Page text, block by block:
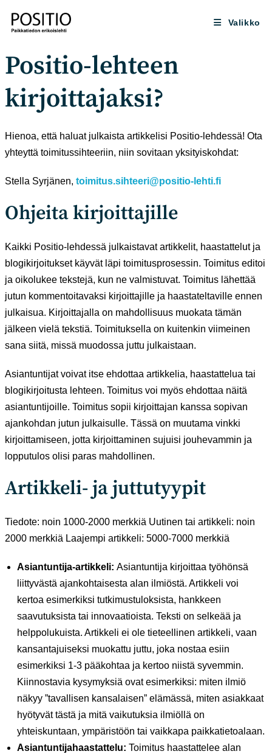
suoraan
sisältöön
Valikko
Positio-lehteen
kirjoittajaksi?
Hienoa, että haluat julkaista artikkelisi Positio-lehdessä! Ota
yhteyttä toimitussihteeriin, niin sovitaan yksityiskohdat:
Stella Syrjänen, toimitus.sihteeri@positio-lehti.fi
Ohjeita kirjoittajille
Kaikki Positio-lehdessä julkaistavat artikkelit, haastattelut ja
blogikirjoitukset käyvät läpi toimitusprosessin. Toimitus editoi
ja oikolukee tekstejä, kun ne valmistuvat. Toimitus lähettää
jutun kommentoitavaksi kirjoittajille ja haastateltaville ennen
julkaisua. Kirjoittajalla on mahdollisuus muokata tämän
jälkeen vielä tekstiä. Toimituksella on kuitenkin viimeinen
sana siitä, missä muodossa juttu julkaistaan.
Asiantuntijat voivat itse ehdottaa artikkelia, haastattelua tai
blogikirjoitusta lehteen. Toimitus voi myös ehdottaa näitä
asiantuntijoille. Toimitus sopii kirjoittajan kanssa sopivan
ajankohdan jutun julkaisulle. Tässä on muutama vinkki
kirjoittamiseen, jotta kirjoittaminen sujuisi jouhevammin ja
lopputulos olisi paras mahdollinen.
Artikkeli- ja juttutyypit
Tiedote: noin 1000-2000 merkkiä Uutinen tai artikkeli: noin
2000 merkkiä Laajempi artikkeli: 5000-7000 merkkiä
Asiantuntija-artikkeli: Asiantuntija kirjoittaa työhönsä
liittyvästä ajankohtaisesta alan ilmiöstä. Artikkeli voi
kertoa esimerkiksi tutkimustuloksista, hankkeen
saavutuksista tai innovaatioista. Teksti on selkeää ja
helppolukuista. Artikkeli ei ole tieteellinen artikkeli, vaan
kansantajuiseksi muokattu juttu, joka nostaa esiin
esimerkiksi 1-3 pääkohtaa ja kertoo niistä syvemmin.
Kiinnostavia kysymyksiä ovat esimerkiksi: miten ilmiö
näkyy ”tavallisen kansalaisen” elämässä, miten asiakkaat
hyötyvät tästä ja mitä vaikutuksia ilmiöllä on
yhteiskuntaan, ympäristöön tai vaikkapa paikkatietoalaan.
Asiantuntijahaastattelu: Toimitus haastattelee alan